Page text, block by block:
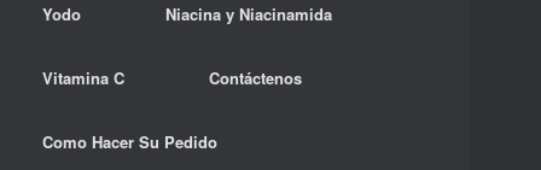
Yodo Niacina y Niacinamida
Vitamina C Contáctenos
Como Hacer Su Pedido